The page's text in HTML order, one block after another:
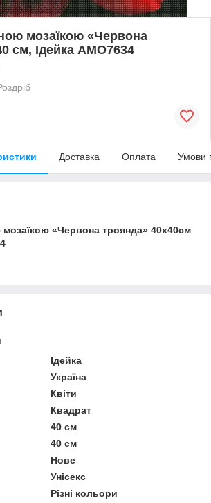
мозаїкою «Червона
см, Ідейка AMO7634
Доставка Оплата Умови
«Червона троянда» 40х40см
Ідейка
Україна
Квіти
Квадрат
40 см
40 см
Нове
Унісекс
Різні кольори